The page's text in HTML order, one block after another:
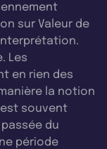
sur Valeur de
Les
en rien des
la notion
est souvent
du
période